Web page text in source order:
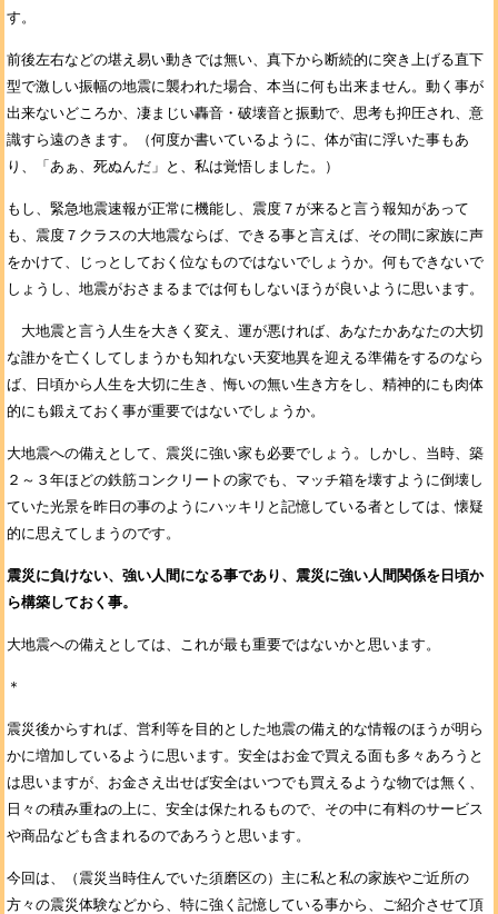
す。
前後左右などの堪え易い動きでは無い、真下から断続的に突き上げる直下
型で激しい振幅の地震に襲われた場合、本当に何も出来ません。動く事が
出来ないどころか、凄まじい轟音・破壊音と振動で、思考も抑圧され、意
識すら遠のきます。
（何度か書いているように、体が宙に浮いた事もあ
り、「あぁ、死ぬんだ」と、私は覚悟しました。）
もし、緊急地震速報が正常に機能し、震度７が来ると言う報知があって
も、震度７クラスの大地震ならば、できる事と言えば、その間に家族に声
をかけて、じっとしておく位なものではないでしょうか。何もできないで
しょうし、地震がおさまるまでは何もしないほうが良いように思います。
大地震と言う人生を大きく変え、運が悪ければ、あなたかあなたの大切
な誰かを亡くしてしまうかも知れない天変地異を迎える準備をするのなら
ば、日頃から人生を大切に生き、悔いの無い生き方をし、精神的にも肉体
的にも鍛えておく事が重要ではないでしょうか。
大地震への備えとして、震災に強い家も必要でしょう。しかし、当時、築
２～３年ほどの鉄筋コンクリートの家でも、マッチ箱を壊すように倒壊し
ていた光景を昨日の事のようにハッキリと記憶している者としては、懐疑
的に思えてしまうのです。
震災に負けない、強い人間になる事であり、震災に強い人間関係を日頃か
ら構築しておく事。
大地震への備えとしては、これが最も重要ではないかと思います。
＊
震災後からすれば、営利等を目的とした地震の備え的な情報のほうが明ら
かに増加しているように思います。安全はお金で買える面も多々あろうと
は思いますが、お金さえ出せば安全はいつでも買えるような物では無く、
日々の積み重ねの上に、安全は保たれるもので、その中に有料のサービス
や商品なども含まれるのであろうと思います。
今回は、（震災当時住んでいた須磨区の）主に私と私の家族やご近所の
方々の震災体験などから、特に強く記憶している事から、ご紹介させて頂